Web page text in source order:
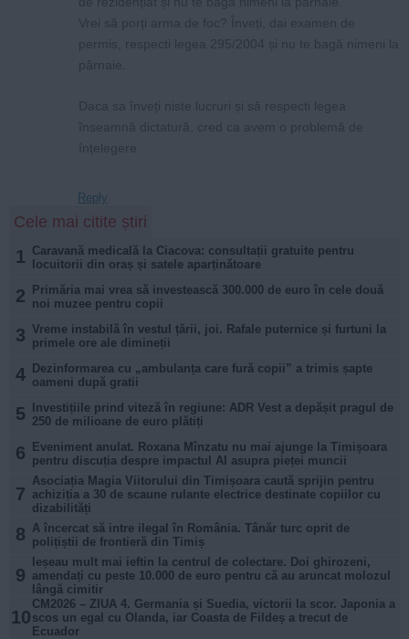
Reply
Cele mai citite știri
1 Caravană medicală la Ciacova: consultații gratuite pentru
locuitorii din oraș și satele aparținătoare
2
Primăria mai vrea să investească 300.000 de euro în cele două
noi muzee pentru copii
3 Vreme instabilă în vestul țării, joi. Rafale puternice și furtuni la
primele ore ale dimineții
4
Dezinformarea cu „ambulanța care fură copii” a trimis șapte
oameni după gratii
5
Investițiile prind viteză în regiune: ADR Vest a depășit pragul de
250 de milioane de euro plătiți
6
Eveniment anulat. Roxana Mînzatu nu mai ajunge la Timișoara
pentru discuția despre impactul AI asupra pieței muncii
7
Asociația Magia Viitorului din Timișoara caută sprijin pentru
achiziția a 30 de scaune rulante electrice destinate copiilor cu
dizabilități
8 A încercat să intre ilegal în România. Tânăr turc oprit de
polițiștii de frontieră din Timiș
9
Ieșeau mult mai ieftin la centrul de colectare. Doi ghirozeni,
amendați cu peste 10.000 de euro pentru că au aruncat molozul
lângă cimitir
10
CM2026 – ZIUA 4. Germania și Suedia, victorii la scor. Japonia a
scos un egal cu Olanda, iar Coasta de Fildeș a trecut de
Ecuador